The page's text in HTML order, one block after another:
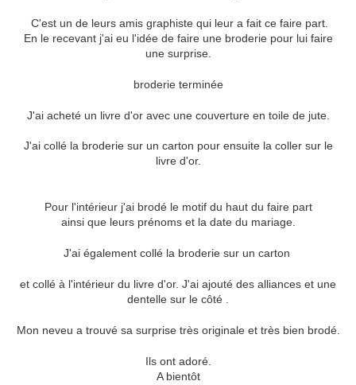
C'est un de leurs amis graphiste qui leur a fait ce faire part.
En le recevant j'ai eu l'idée de faire une broderie pour lui faire
une surprise.
broderie terminée
J'ai acheté un livre d'or avec une couverture en toile de jute.
J'ai collé la broderie sur un carton pour ensuite la coller sur le
livre d'or.
Pour l'intérieur j'ai brodé le motif du haut du faire part
ainsi que leurs prénoms et la date du mariage.
J'ai également collé la broderie sur un carton
et collé à l'intérieur du livre d'or. J'ai ajouté des alliances et une
dentelle sur le côté .
Mon neveu a trouvé sa surprise très originale et très bien brodé.
Ils ont adoré.
A bientôt